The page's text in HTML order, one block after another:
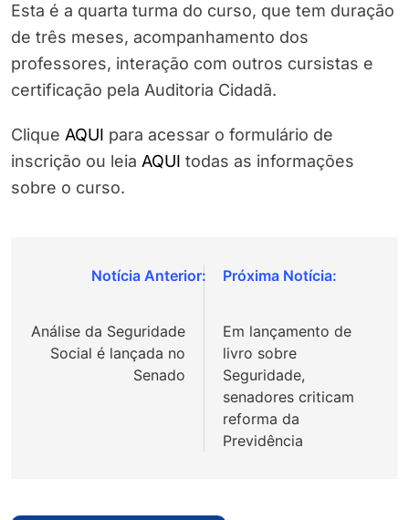
Esta é a quarta turma do curso, que tem duração
de três meses, acompanhamento dos
professores, interação com outros cursistas e
certificação pela Auditoria Cidadã.
Clique AQUI para acessar o formulário de
inscrição ou leia AQUI todas as informações
sobre o curso.
Navegação
Post
Análise da Seguridade
Social é lançada no
Senado
Em lançamento de
livro sobre
Seguridade,
senadores criticam
reforma da
Previdência